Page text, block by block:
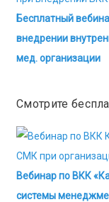
Бесплатный
внедрении
мед. организации
Смотрите
Вебинар по ВКК
системы